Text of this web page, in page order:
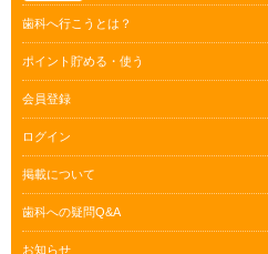
歯科へ行こうとは？
ポイント貯める・使う
会員登録
ログイン
掲載について
歯科への疑問Q&A
お知らせ